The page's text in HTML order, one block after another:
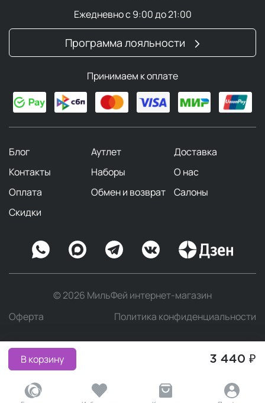
В корзину 3 440 ₽
Ежедневно с 9:00 до 21:00
Программа лояльности
Принимаем к оплате
Блог Аутлет
Доставка
Контакты
Наборы
О нас
Оплата
Обмен и возврат
Салоны
Скидки
© 2026 МильФей интернет-магазин
Оферта
Политика конфиденциальности